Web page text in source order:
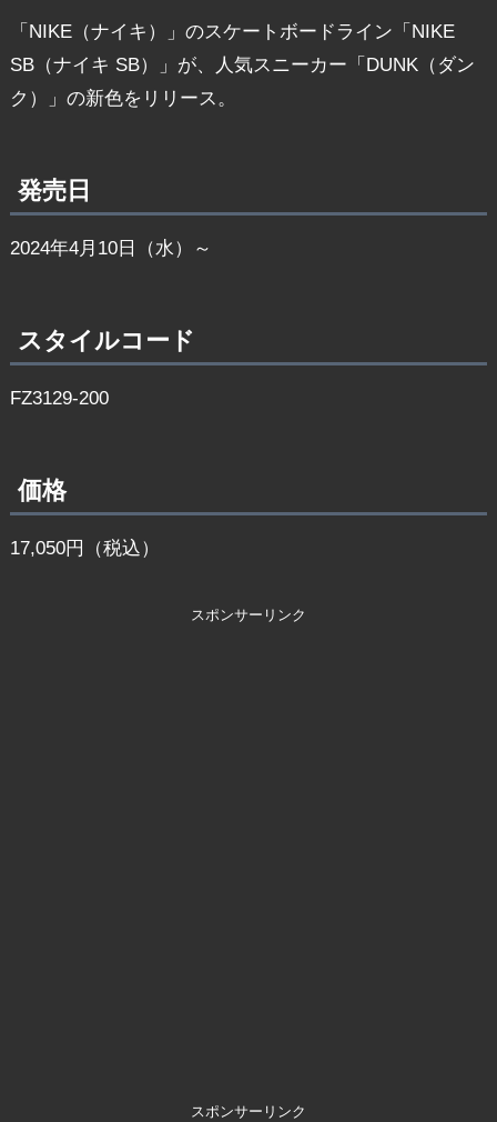
「NIKE（ナイキ）」のスケートボードライン「NIKE
SB（ナイキ SB）」が、人気スニーカー「DUNK（ダン
ク）」の新色をリリース。
発売日
2024年4月10日（水）～
スタイルコード
FZ3129-200
価格
17,050円（税込）
スポンサーリンク
スポンサーリンク